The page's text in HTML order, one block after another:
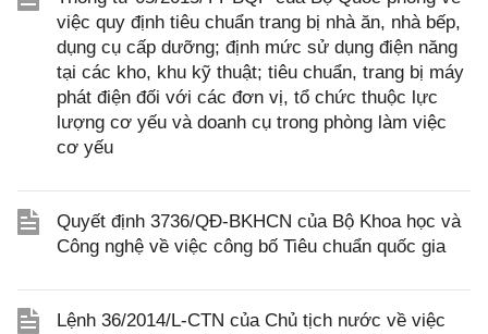
việc quy định tiêu chuẩn trang bị nhà ăn, nhà bếp,
dụng cụ cấp dưỡng; định mức sử dụng điện năng
tại các kho, khu kỹ thuật; tiêu chuẩn, trang bị máy
phát điện đối với các đơn vị, tổ chức thuộc lực
lượng cơ yếu và doanh cụ trong phòng làm việc
cơ yếu
Quyết định 3736/QĐ-BKHCN của Bộ Khoa học và
Công nghệ về việc công bố Tiêu chuẩn quốc gia
Lệnh 36/2014/L-CTN của Chủ tịch nước về việc